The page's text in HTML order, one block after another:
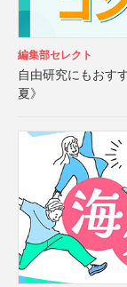
編集部セレクト
自由研究にもおす
夏》